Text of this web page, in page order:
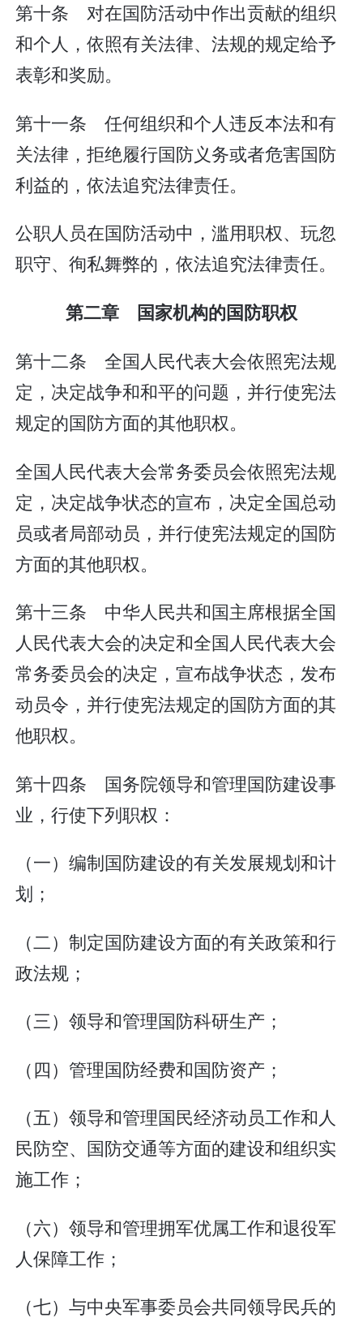
第十条 对在国防活动中作出贡献的组织
和个人，依照有关法律、法规的规定给予
表彰和奖励。
第十一条 任何组织和个人违反本法和有
关法律，拒绝履行国防义务或者危害国防
利益的，依法追究法律责任。
公职人员在国防活动中，滥用职权、玩忽
职守、徇私舞弊的，依法追究法律责任。
第二章 国家机构的国防职权
第十二条 全国人民代表大会依照宪法规
定，决定战争和和平的问题，并行使宪法
规定的国防方面的其他职权。
全国人民代表大会常务委员会依照宪法规
定，决定战争状态的宣布，决定全国总动
员或者局部动员，并行使宪法规定的国防
方面的其他职权。
第十三条 中华人民共和国主席根据全国
人民代表大会的决定和全国人民代表大会
常务委员会的决定，宣布战争状态，发布
动员令，并行使宪法规定的国防方面的其
他职权。
第十四条 国务院领导和管理国防建设事
业，行使下列职权：
（一）编制国防建设的有关发展规划和计
划；
（二）制定国防建设方面的有关政策和行
政法规；
（三）领导和管理国防科研生产；
（四）管理国防经费和国防资产；
（五）领导和管理国民经济动员工作和人
民防空、国防交通等方面的建设和组织实
施工作；
（六）领导和管理拥军优属工作和退役军
人保障工作；
（七）与中央军事委员会共同领导民兵的